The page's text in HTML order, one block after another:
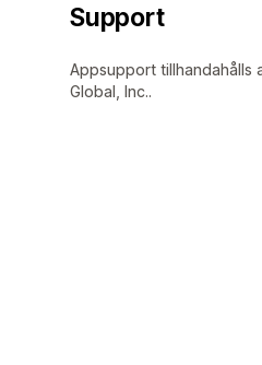
Support
Appsupport tillhandahålls
Global, Inc..